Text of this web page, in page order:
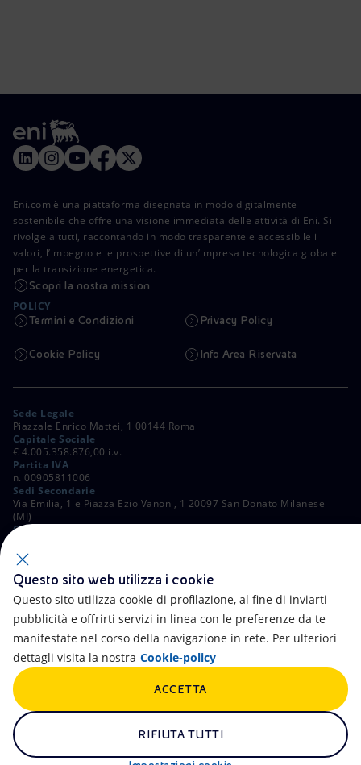
Eni.com è una piattaforma disegnata in modo digitalmente
sostenibile che offre una visione immediata delle attività di Eni. Si
rivolge a tutti, raccontando in modo trasparente e accessibile i
valori, l’impegno e le prospettive di un’impresa tecnologica globale
per la transizione energetica.
Scopri la nostra mission
POLICY
Termini e Condizioni Privacy Policy
Cookie Policy Info Area Riservata
Sede Legale
Piazzale Enrico Mattei, 1 00144 Roma
Capitale Sociale
€ 4.005.358.876,00 i.v.
Partita IVA
n. 00905811006
Sedi Secondarie
Via Emilia, 1 e Piazza Ezio Vanoni, 1 20097 San Donato Milanese
(MI)
C. Fiscale e Registro Imprese di Roma
ALTRI LINK
Accessibilità Calendario
Newsletter Intelligenza artificiale
Truffe e Phishing
Remit Alluvioni
Questo sito web utilizza i cookie
Questo sito utilizza cookie di profilazione, al fine di inviarti
pubblicità e offrirti servizi in linea con le preferenze da te
manifestate nel corso della navigazione in rete. Per ulteriori
dettagli visita la nostra Cookie-policy
RIFIUTA TUTTI
ACCETTA